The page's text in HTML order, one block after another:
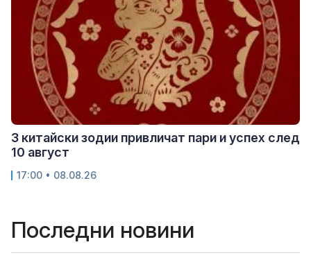
3 китайски зодии привличат пари и успех след
10 август
17:00 • 08.08.26
Последни новини